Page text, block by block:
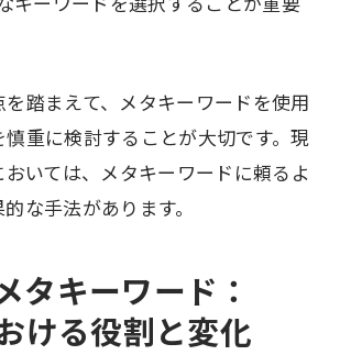
を踏まえて、メタキーワードを使用
重に検討することが大切です。現
おいては、メタキーワードに頼るよ
な手法があります。
タキーワード：
ける役割と変化